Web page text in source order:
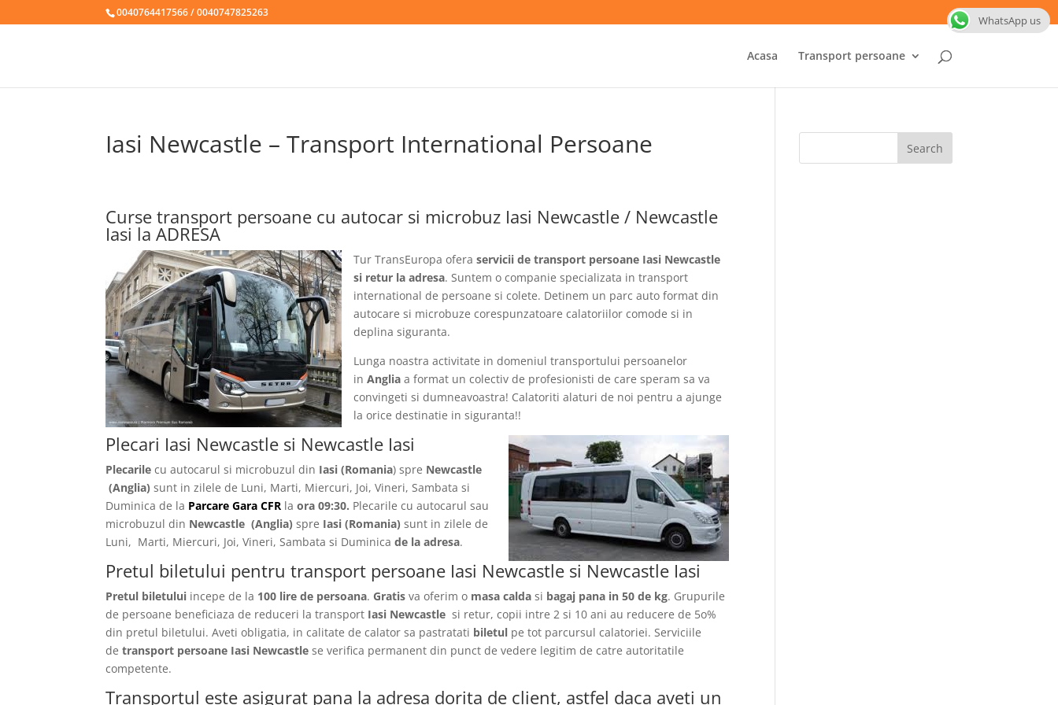
0040764417566 / 0040747825263
Acasa Transport persoane
Iasi Newcastle – Transport International Persoane
Curse transport persoane cu autocar si microbuz Iasi Newcastle / Newcastle
Iasi la ADRESA
Tur TransEuropa oferaservicii de transport persoane Iasi Newcastle
si retur la adresa. Suntem o companie specializata in transport
international de persoane si colete. Detinem un parc auto format din
autocare si microbuze corespunzatoare calatoriilor comode si in
deplina siguranta.
Lunga noastra activitate in domeniul transportului persoanelor
inAnglia a format un colectiv de profesionisti de care speram sa va
convingeti si dumneavoastra! Calatoriti alaturi de noi pentru a ajunge
la orice destinatie in siguranta!!
Plecari Iasi Newcastle si Newcastle Iasi
Plecarile cu autocarul si microbuzul din Iasi (Romania) spre Newcastle
(Anglia) sunt in zilele de Luni, Marti, Miercuri, Joi, Vineri, Sambata si
Duminica de la Parcare Gara CFR laora 09:30. Plecarile cu autocarul sau
microbuzul din Newcastle(Anglia) spre Iasi(Romania) sunt in zilele de
Luni, Marti, Miercuri, Joi, Vineri, Sambata si Duminicade la adresa.
Pretul biletului pentru transport persoane Iasi Newcastle si Newcastle Iasi
Pretul biletului incepe de la 100 lire de persoana. Gratis va oferim o masa calda si bagaj pana in 50 de kg. Grupurile
de persoane beneficiaza de reduceri la transport Iasi Newcastle si retur, copii intre 2 si 10 ani au reducere de 5o%
din pretul biletului. Aveti obligatia, in calitate de calator sa pastratati biletul pe tot parcursul calatoriei. Serviciile
detransport persoane Iasi Newcastlese verifica permanent din punct de vedere legitim de catre autoritatile
competente.
Transportul este asigurat pana la adresa dorita de client, astfel daca aveti un
WhatsApp us